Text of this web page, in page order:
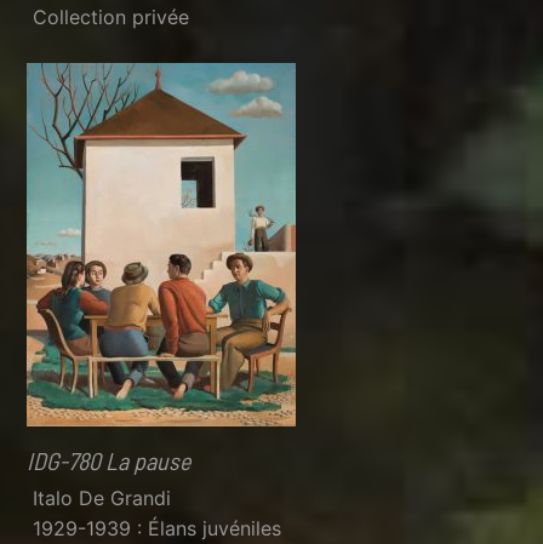
Collection privée
IDG-780 La pause
Italo De Grandi
1929-1939 : Élans juvéniles